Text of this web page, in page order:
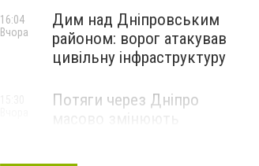
Дим над Дніпровським
районом: ворог атакував
цивільну інфраструктуру
16:04
Вчора
Потяги через Дніпро